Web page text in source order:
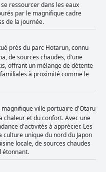
ressourcer dans les eaux
par le magnifique cadre
de la journée.
près du parc Hotarun, connu
de sources chaudes, d'une
offrant un mélange de détente
à proximité comme le
magnifique ville portuaire d'Otaru
chaleur et du confort. Avec une
d'activités à apprécier. Les
unique du nord du Japon
locale, de sources chaudes
étonnant.